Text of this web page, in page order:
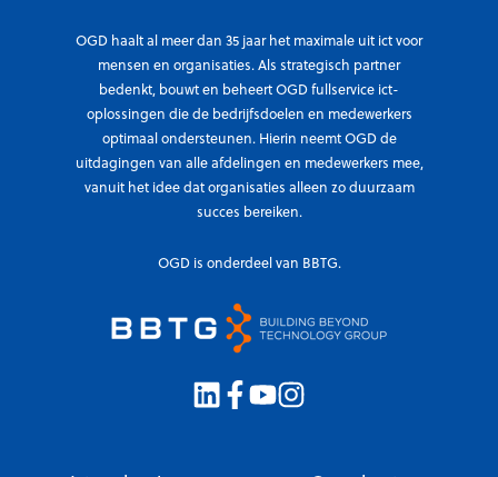
OGD haalt al meer dan 35 jaar het maximale uit ict voor
mensen en organisaties. Als strategisch partner
bedenkt, bouwt en beheert OGD fullservice ict-
oplossingen die de bedrijfsdoelen en medewerkers
optimaal ondersteunen. Hierin neemt OGD de
uitdagingen van alle afdelingen en medewerkers mee,
vanuit het idee dat organisaties alleen zo duurzaam
succes bereiken.
OGD is onderdeel van BBTG.